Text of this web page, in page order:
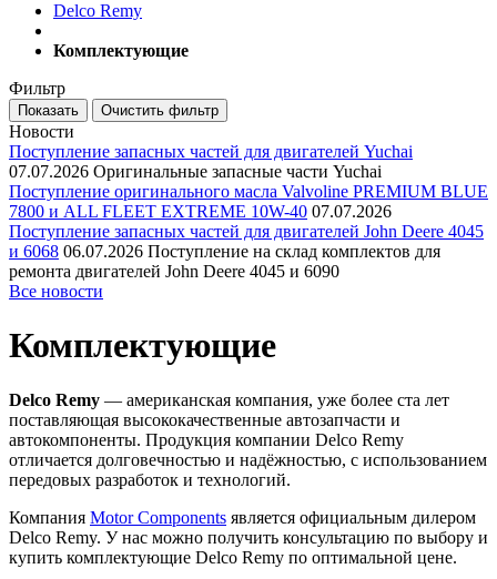
Delco Remy
Комплектующие
Фильтр
Новости
Поступление запасных частей для двигателей Yuchai
07.07.2026 Оригинальные запасные части Yuchai
Поступление оригинального масла Valvoline PREMIUM BLUE
7800 и ALL FLEET EXTREME 10W-40 07.07.2026
Поступление запасных частей для двигателей John Deere 4045
и 6068 06.07.2026 Поступление на склад комплектов для
ремонта двигателей John Deere 4045 и 6090
Все новости
Комплектующие
Delco Remy — американская компания, уже более ста лет
поставляющая высококачественные автозапчасти и
автокомпоненты. Продукция компании Delco Remy
отличается долговечностью и надёжностью, с использованием
передовых разработок и технологий.
Компания Motor Components является официальным дилером
Delco Remy. У нас можно получить консультацию по выбору и
купить комплектующие Delco Remy по оптимальной цене.